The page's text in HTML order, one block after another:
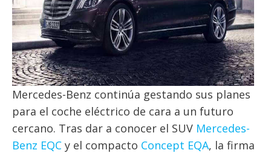
Mercedes-Benz continúa gestando sus planes
para el coche eléctrico de cara a un futuro
cercano. Tras dar a conocer el SUV Mercedes-
Benz EQC y el compacto Concept EQA, la firma